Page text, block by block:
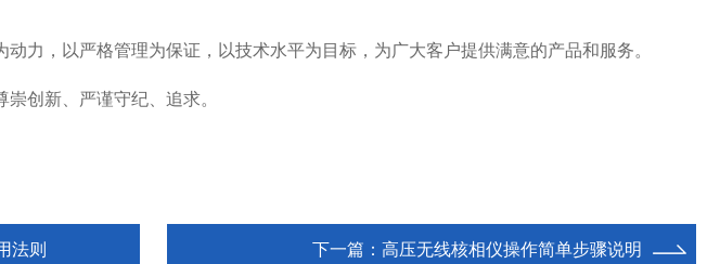
力，以严格管理为保证，以技术水平为目标，为广大客户提供满意的产品和服务。
创新、严谨守纪、追求。
法则 下一篇： 高压无线核相仪操作简单步骤说明